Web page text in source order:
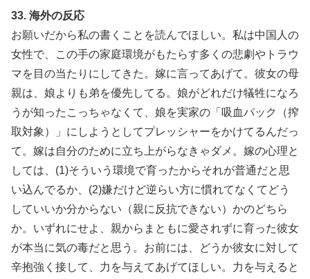
33. 海外の反応
お願いだから私の書くことを読んでほしい。私は中国人の
女性で、この手の家庭環境がもたらす多くの悲劇やトラウ
マを目の当たりにしてきた。嫁に言ってあげて。彼女の母
親は、娘よりも弟を優先してる。娘がどれだけ犠牲になろ
うが知ったこっちゃなくて、娘を実家の「吸血パック（搾
取対象）」にしようとしてプレッシャーをかけてるんだっ
て。嫁は自分のために立ち上がらなきゃダメ。嫁の心理と
しては、(1)そういう環境で育ったからそれが普通だと思
い込んでるか、(2)嫌だけど逆らい方に慣れてなくてどう
していいか分からない（親に反抗できない）かのどちら
か。いずれにせよ、親からまともに愛されずに育った彼女
が本当に気の毒だと思う。お前には、どうか彼女に対して
辛抱強く接して、力を与えてあげてほしい。力を与えると